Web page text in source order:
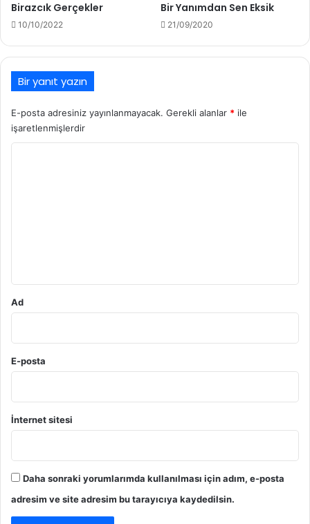
Birazcık Gerçekler
10/10/2022
Bir Yanımdan Sen Eksik
21/09/2020
Bir yanıt yazın
E-posta adresiniz yayınlanmayacak. Gerekli alanlar * ile
işaretlenmişlerdir
Ad
E-posta
İnternet sitesi
Daha sonraki yorumlarımda kullanılması için adım, e-posta
adresim ve site adresim bu tarayıcıya kaydedilsin.